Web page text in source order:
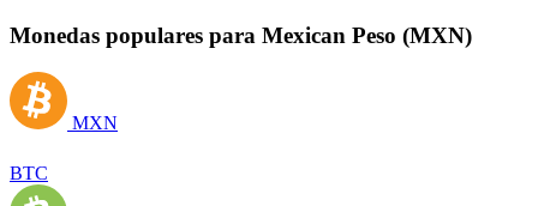
Monedas populares para Mexican Peso (MXN)
MXN
BTC